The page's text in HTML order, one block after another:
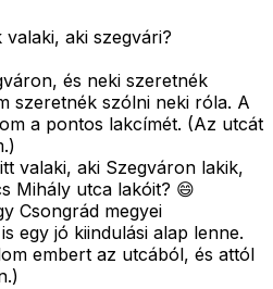
aki szegvári?
és neki szeretnék
szeretnék szólni neki róla. A
a pontos lakcímét. (Az utcát
valaki, aki Szegváron lakik,
Mihály utca lakóit? 😄
Csongrád megyei
egy jó kiindulási alap lenne.
embert az utcából, és attól